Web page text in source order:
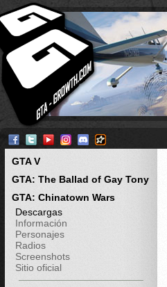
GTA V
GTA: The Ballad of Gay Tony
GTA: Chinatown Wars
Descargas
Información
Personajes
Radios
Screenshots
Sitio oficial